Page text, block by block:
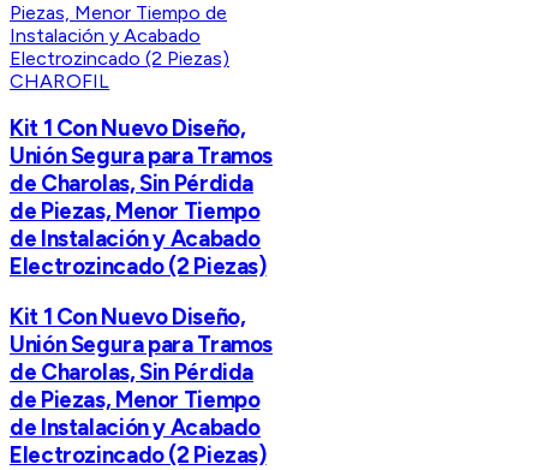
CHAROFIL
Kit 1 Con Nuevo Diseño,
Unión Segura para Tramos
de Charolas, Sin Pérdida
de Piezas, Menor Tiempo
de Instalación y Acabado
Electrozincado (2 Piezas)
Kit 1 Con Nuevo Diseño,
Unión Segura para Tramos
de Charolas, Sin Pérdida
de Piezas, Menor Tiempo
de Instalación y Acabado
Electrozincado (2 Piezas)